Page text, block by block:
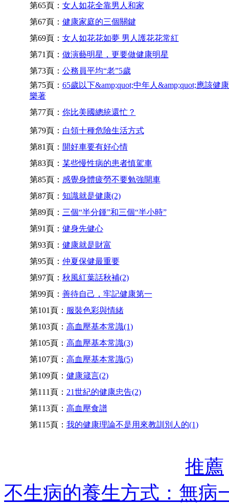
第65頁： 女人如花全靠男人和家
第67頁： 健康家庭的三個關鍵
第69頁： 女人如花花如夢 男人護花花常紅
第71頁： 做演藝明星，更要做健康明星
第73頁： 公務員平均“老”5歲
第75頁： 65歲以下&amp;quot;中年人&amp;quot;應該健
樂著
第77頁： 你比美國總統還忙？
第79頁： 白領十種危險生活方式
第81頁： 開好車要有好心情
第83頁： 某些慢性病的患者慎駕車
第85頁： 感覺身體疲勞不要勉強開車
第87頁： 知識就是健康(2)
第89頁： 三個“半分鍾”和三個“半小時”
第91頁： 健身先健心
第93頁： 健康就是財富
第95頁： 仲夏保健最重要
第97頁： 秋風紅葉話秋補(2)
第99頁： 善待自己，牢記健康第一
第101頁： 服裝色彩與情緒
第103頁： 高血壓基本常識(1)
第105頁： 高血壓基本常識(3)
第107頁： 高血壓基本常識(5)
第109頁： 健康箴言(2)
第111頁： 21世紀的健康忠告(2)
第113頁： 高血壓食譜
第115頁： 我的健康理論不是用來教訓別人的(1)
推薦
不生病的養生方式：無